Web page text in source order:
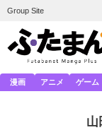
Group Site
漫画 アニメ ゲーム
山